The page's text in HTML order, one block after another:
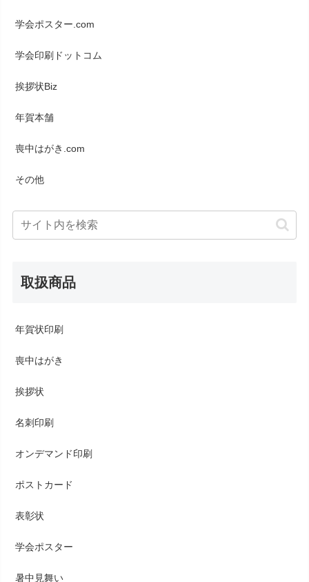
学会ポスター.com
学会印刷ドットコム
挨拶状Biz
年賀本舗
喪中はがき.com
その他
取扱商品
年賀状印刷
喪中はがき
挨拶状
名刺印刷
オンデマンド印刷
ポストカード
表彰状
学会ポスター
暑中見舞い